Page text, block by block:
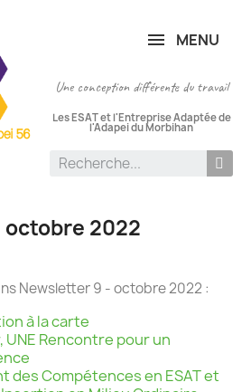
MENU
Une conception différente du travail
Les ESAT et l'Entreprise Adaptée de
l'Adapei du Morbihan
2022
Newsletter 9 - octobre 2022 :
à la carte
UNE Rencontre pour un
des Compétences en ESAT et